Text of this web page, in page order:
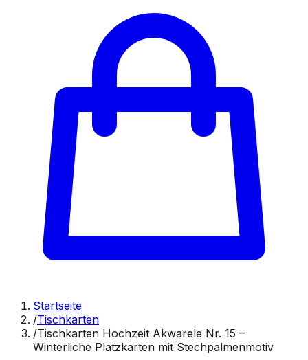
Startseite
/Tischkarten
/Tischkarten Hochzeit Akwarele Nr. 15 –
Winterliche Platzkarten mit Stechpalmenmotiv